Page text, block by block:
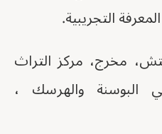
التجريبية.
مخرج، مركز التراث
البوسنة والهرسك ،